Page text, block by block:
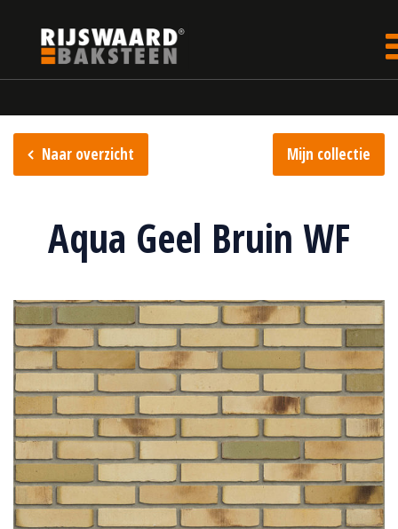
Naar overzicht Mijn collectie
Aqua Geel Bruin WF